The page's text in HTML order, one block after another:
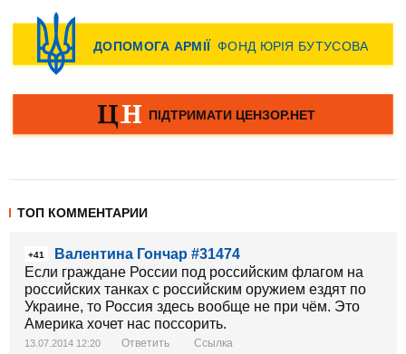
ТОП КОММЕНТАРИИ
+41
Валентина Гончар #31474
Если граждане России под российским флагом на
российских танках с российским оружием ездят по
Украине, то Россия здесь вообще не при чём. Это
Америка хочет нас поссорить.
13.07.2014 12:20 Ответить Ссылка